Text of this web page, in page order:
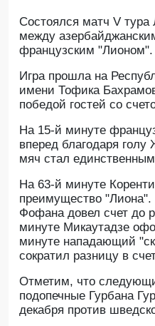
Состоялся матч V
между
французским "Лионом".
Игра прошла на
имени Тофика
победой гостей со
На 15-й минуте
вперед благодаря
мяч стал
На 63-й минуте
преимущество
Фофана довел счет до
минуте Микаутадзе
минуте нападающий
сократил разницу в
Отметим, что
подопечные Гурбана
декабря против